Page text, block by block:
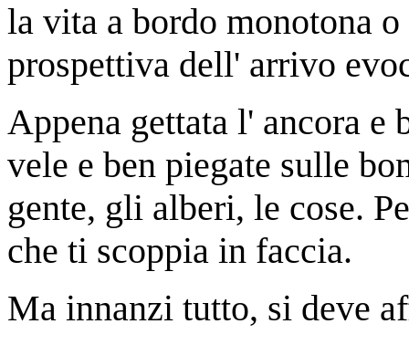
la vita a bordo monotona
prospettiva dell' arrivo
Appena gettata l' ancora e
vele e ben piegate sulle
gente, gli alberi, le cose.
che ti scoppia in faccia.
Ma innanzi tutto, si deve